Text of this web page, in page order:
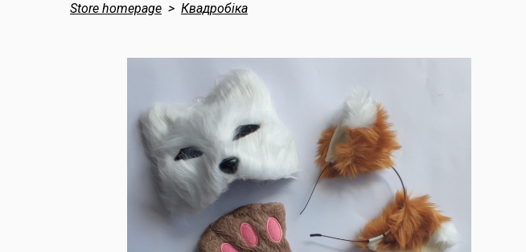
Store homepage Квадробіка